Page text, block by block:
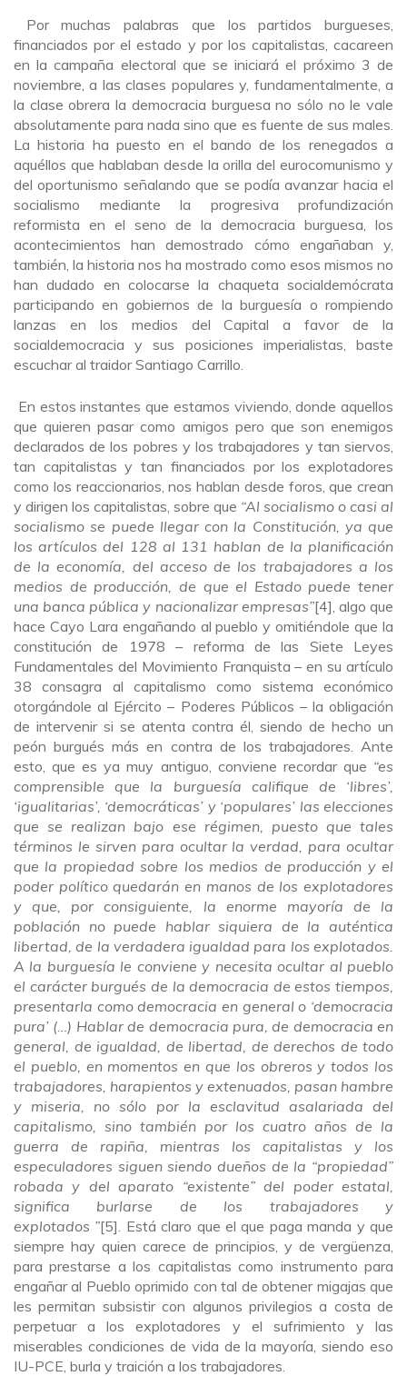
Por muchas palabras que los partidos burgueses,
financiados por el estado y por los capitalistas, cacareen
en la campaña electoral que se iniciará el próximo 3 de
noviembre, a las clases populares y, fundamentalmente, a
la clase obrera la democracia burguesa no sólo no le vale
absolutamente para nada sino que es fuente de sus males.
La historia ha puesto en el bando de los renegados a
aquéllos que hablaban desde la orilla del eurocomunismo y
del oportunismo señalando que se podía avanzar hacia el
socialismo mediante la progresiva profundización
reformista en el seno de la democracia burguesa, los
acontecimientos han demostrado cómo engañaban y,
también, la historia nos ha mostrado como esos mismos no
han dudado en colocarse la chaqueta socialdemócrata
participando en gobiernos de la burguesía o rompiendo
lanzas en los medios del Capital a favor de la
socialdemocracia y sus posiciones imperialistas, baste
escuchar al traidor Santiago Carrillo.
En estos instantes que estamos viviendo, donde aquellos
que quieren pasar como amigos pero que son enemigos
declarados de los pobres y los trabajadores y tan siervos,
tan capitalistas y tan financiados por los explotadores
como los reaccionarios, nos hablan desde foros, que crean
y dirigen los capitalistas, sobre que “Al socialismo o casi al
socialismo se puede llegar con la Constitución, ya que
los artículos del 128 al 131 hablan de la planificación
de la economía, del acceso de los trabajadores a los
medios de producción, de que el Estado puede tener
una banca pública y nacionalizar empresas”[4], algo que
hace Cayo Lara engañando al pueblo y omitiéndole que la
constitución de 1978 – reforma de las Siete Leyes
Fundamentales del Movimiento Franquista – en su artículo
38 consagra al capitalismo como sistema económico
otorgándole al Ejército – Poderes Públicos – la obligación
de intervenir si se atenta contra él, siendo de hecho un
peón burgués más en contra de los trabajadores. Ante
esto, que es ya muy antiguo, conviene recordar que “es
comprensible que la burguesía califique de ‘libres’,
‘igualitarias’, ‘democráticas’ y ‘populares’ las elecciones
que se realizan bajo ese régimen, puesto que tales
términos le sirven para ocultar la verdad, para ocultar
que la propiedad sobre los medios de producción y el
poder político quedarán en manos de los explotadores
y que, por consiguiente, la enorme mayoría de la
población no puede hablar siquiera de la auténtica
libertad, de la verdadera igualdad para los explotados.
A la burguesía le conviene y necesita ocultar al pueblo
el carácter burgués de la democracia de estos tiempos,
presentarla como democracia en general o ‘democracia
pura’ (…) Hablar de democracia pura, de democracia en
general, de igualdad, de libertad, de derechos de todo
el pueblo, en momentos en que los obreros y todos los
trabajadores, harapientos y extenuados, pasan hambre
y miseria, no sólo por la esclavitud asalariada del
capitalismo, sino también por los cuatro años de la
guerra de rapiña, mientras los capitalistas y los
especuladores siguen siendo dueños de la “propiedad”
robada y del aparato “existente” del poder estatal,
significa burlarse de los trabajadores y
explotados ”[5]. Está claro que el que paga manda y que
siempre hay quien carece de principios, y de vergüenza,
para prestarse a los capitalistas como instrumento para
engañar al Pueblo oprimido con tal de obtener migajas que
les permitan subsistir con algunos privilegios a costa de
perpetuar a los explotadores y el sufrimiento y las
miserables condiciones de vida de la mayoría, siendo eso
IU-PCE, burla y traición a los trabajadores.